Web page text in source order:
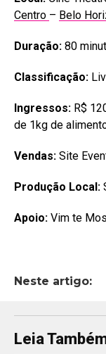
Centro – Belo
Duração: 80
Classificação:
Ingressos: R$
de 1kg de
Vendas: Site
Produção Local:
Apoio: Vim te
Neste artigo:
Leia